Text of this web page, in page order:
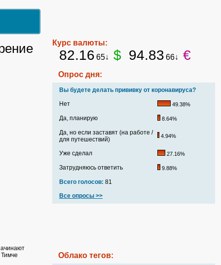
Курс валюты:
82.16 65↓ $ 94.83 66↓ €
Опрос дня:
Вы будете делать прививку от коронавируса?
Нет
49.38%
Да, планирую 8.64%
Да, но если заставят (на работе /
для путешествий)
4.94%
Уже сделал 27.16%
Затрудняюсь ответить 9.88%
Всего голосов: 81
Все опросы >>
Облако тегов: